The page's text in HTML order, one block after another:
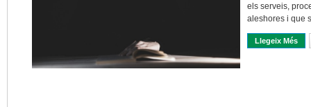
els serveis,
aleshores i que
Llegeix Més